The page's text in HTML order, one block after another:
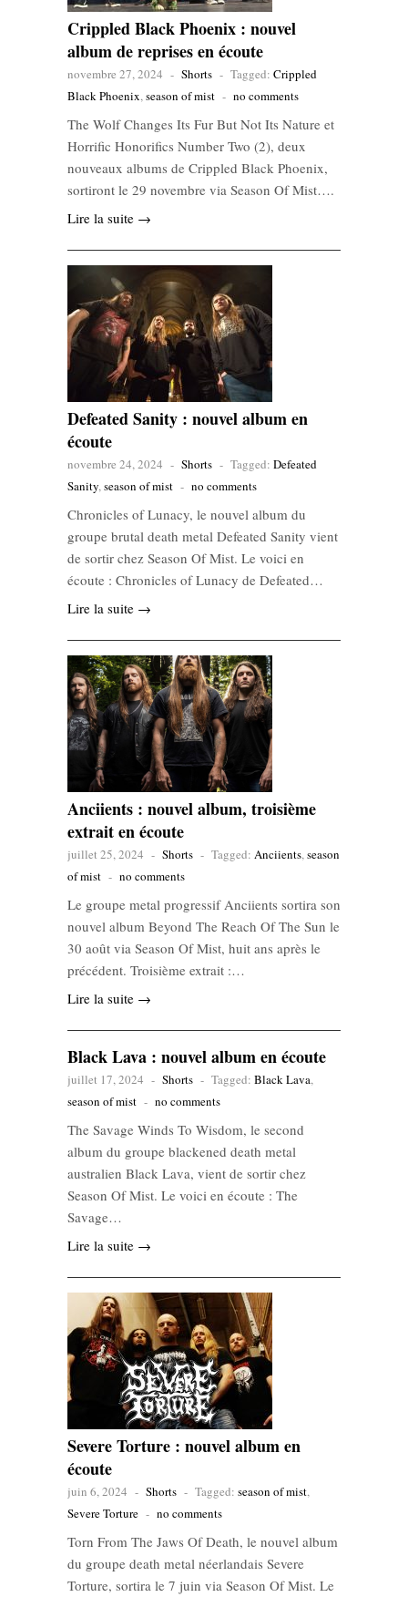
Crippled Black Phoenix : nouvel
album de reprises en écoute
novembre 27, 2024 - Shorts - Tagged: Crippled
Black Phoenix,season of mist - no comments
The Wolf Changes Its Fur But Not Its Nature et
Horrific Honorifics Number Two (2), deux
nouveaux albums de Crippled Black Phoenix,
sortiront le 29 novembre via Season Of Mist….
Lire la suite →
Defeated Sanity : nouvel album en
écoute
novembre 24, 2024 - Shorts - Tagged: Defeated
Sanity,season of mist - no comments
Chronicles of Lunacy, le nouvel album du
groupe brutal death metal Defeated Sanity vient
de sortir chez Season Of Mist. Le voici en
écoute : Chronicles of Lunacy de Defeated…
Lire la suite →
Anciients : nouvel album, troisième
extrait en écoute
juillet 25, 2024 - Shorts - Tagged: Anciients,season
of mist - no comments
Le groupe metal progressif Anciients sortira son
nouvel album Beyond The Reach Of The Sun le
30 août via Season Of Mist, huit ans après le
précédent. Troisième extrait :…
Lire la suite →
Black Lava : nouvel album en écoute
juillet 17, 2024 - Shorts - Tagged: Black Lava,
season of mist - no comments
The Savage Winds To Wisdom, le second
album du groupe blackened death metal
australien Black Lava, vient de sortir chez
Season Of Mist. Le voici en écoute : The
Savage…
Lire la suite →
Severe Torture : nouvel album en
écoute
juin 6, 2024 - Shorts - Tagged: season of mist,
Severe Torture - no comments
Torn From The Jaws Of Death, le nouvel album
du groupe death metal néerlandais Severe
Torture, sortira le 7 juin via Season Of Mist. Le